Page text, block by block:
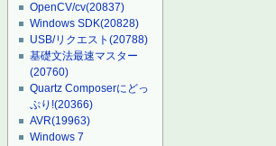
OpenCV/cv(20837)
Windows SDK(20828)
USB/リクエスト(20788)
基礎文法最速マスター
(20760)
Quartz Composerにどっ
ぷり!(20366)
AVR(19963)
Windows 7